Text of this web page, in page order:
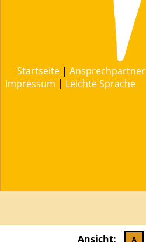
Startseite | Ansprechpartner
Impressum | Leichte Sprache
Ansicht: A